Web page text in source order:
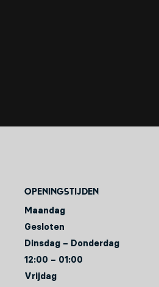
Openingstijden
Maandag
Gesloten
Dinsdag – Donderdag
12:00 – 01:00
Vrijdag